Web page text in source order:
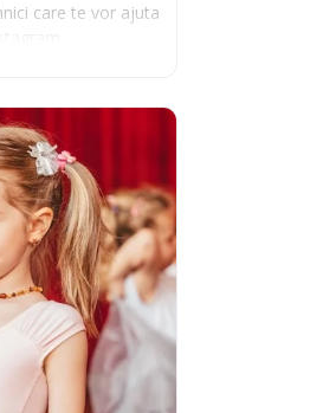
care te vor ajuta